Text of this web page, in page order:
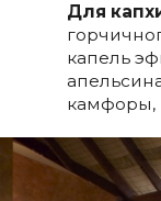
Для
капель
камфоры,